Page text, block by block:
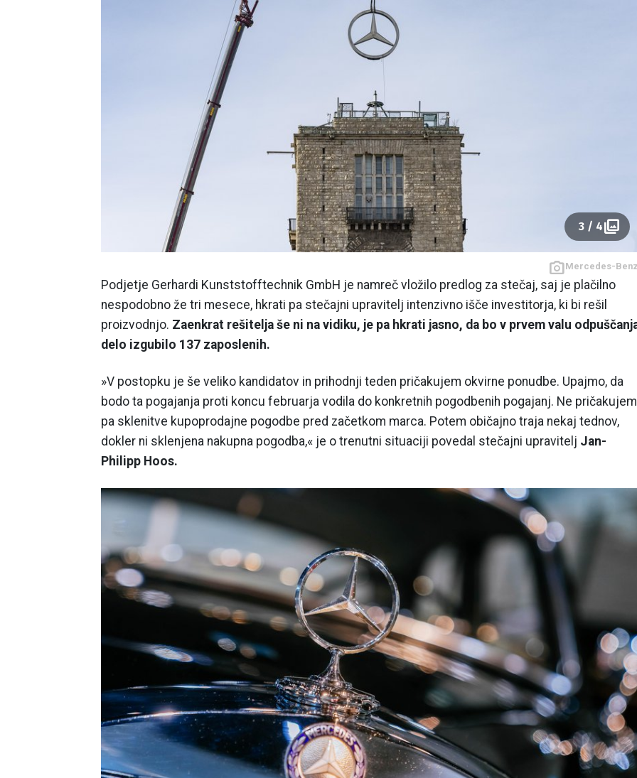
3 / 4
Mercedes-
Podjetje Gerhardi Kunststofftechnik GmbH je namreč vložilo predlog za stečaj, saj je plačilno
nespodobno že tri mesece, hkrati pa stečajni upravitelj intenzivno išče investitorja, ki bi rešil
proizvodnjo. Zaenkrat rešitelja še ni na vidiku, je pa hkrati jasno, da bo v prvem valu
delo izgubilo 137 zaposlenih.
»V postopku je še veliko kandidatov in prihodnji teden pričakujem okvirne ponudbe. Upajmo, da
bodo ta pogajanja proti koncu februarja vodila do konkretnih pogodbenih pogajanj. Ne pričakujem
pa sklenitve kupoprodajne pogodbe pred začetkom marca. Potem običajno traja nekaj tednov,
dokler ni sklenjena nakupna pogodba,« je o trenutni situaciji povedal stečajni upravitelj Jan-
Philipp Hoos.